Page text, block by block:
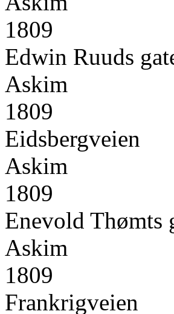
1809
Edwin Ruuds
Askim
1809
Eidsbergveien
Askim
1809
Enevold Thømts
Askim
1809
Frankrigveien